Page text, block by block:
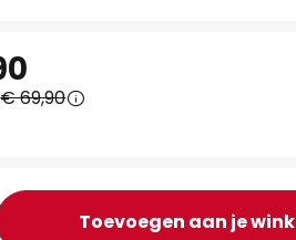
€ 69,90
Toevoegen aan je